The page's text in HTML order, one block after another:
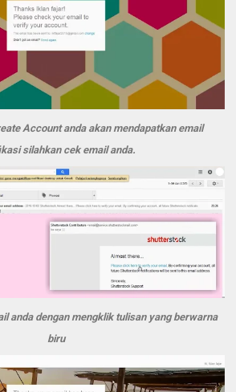
Account anda akan mendapatkan email
silahkan cek email anda.
anda dengan mengklik tulisan yang berwarna
biru